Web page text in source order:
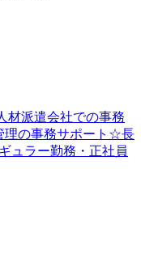
材派遣会社での事務
理の事務サポート☆長
ュラー勤務・正社員